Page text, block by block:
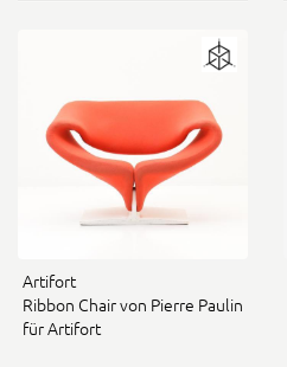
Artifort
Ribbon Chair von Pierre Paulin
für Artifort